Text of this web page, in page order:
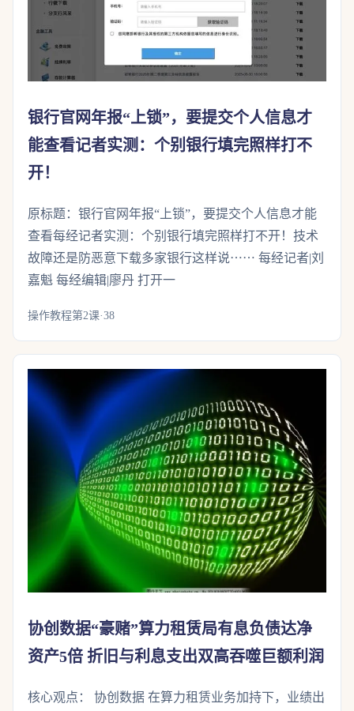
银行官网年报“上锁”，要提交个人信息才
能查看记者实测：个别银行填完照样打不
开！
原标题：银行官网年报“上锁”，要提交个人信息才能
查看每经记者实测：个别银行填完照样打不开！技术
故障还是防恶意下载多家银行这样说⋯⋯ 每经记者|刘
嘉魁 每经编辑|廖丹 打开一
操作教程第2课·38
协创数据“豪赌”算力租赁局有息负债达净
资产5倍 折旧与利息支出双高吞噬巨额利润
核心观点： 协创数据 在算力租赁业务加持下，业绩出